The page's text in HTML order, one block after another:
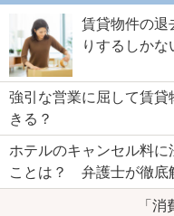
賃貸物件の退
りするしかな
強引な営業に屈して賃
きる？
ホテルのキャンセル料
ことは？ 弁護士が徹底
「